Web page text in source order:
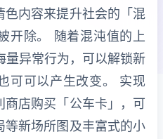
内容来提升社会的「混
开除。 随着混沌值的上
量异常行为，可以解锁新
可可以产生改变。 实现
店购买「公车卡」，可
等新场所图及丰富式的小